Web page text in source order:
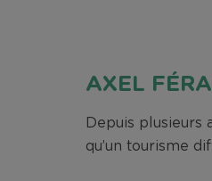
AXEL
Depuis plusieurs
qu’un tourisme